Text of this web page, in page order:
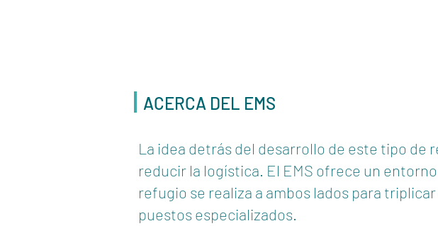
ACERCA DEL EMS
La idea detrás del desarrollo de este tipo de
reducir la logística. El EMS ofrece un
refugio se realiza a ambos lados para
puestos especializados.